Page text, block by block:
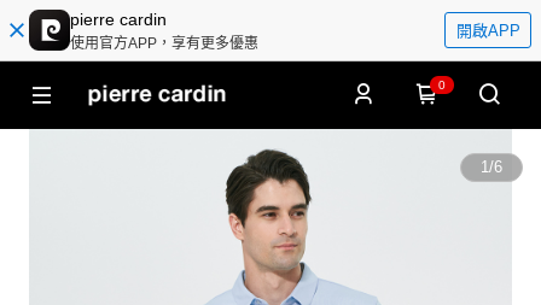
pierre cardin
使用官方APP，享有更多優惠
開啟APP
0
1/6